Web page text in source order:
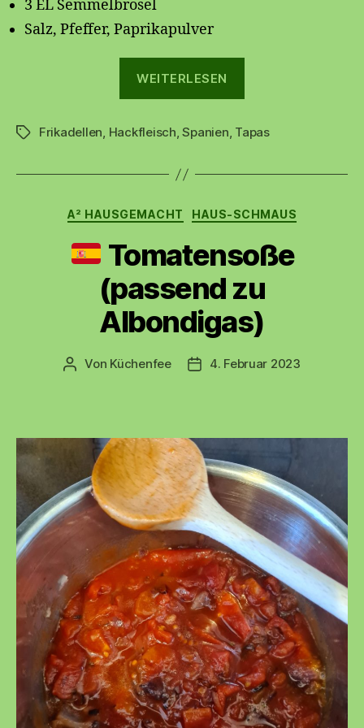
3 EL Semmelbrösel
Salz, Pfeffer, Paprikapulver
WEITERLESEN
–
Frikadellen
“
Schlagwörter
Frikadellen, Hackfleisch,Spanien, Tapas
Kategorien
A² HAUSGEMACHT HAUS-SCHMAUS
Tomatensoße
(passend zu
Albondigas)
Beitragsautor
Von Küchenfee Beitragsdatum
4. Februar 2023